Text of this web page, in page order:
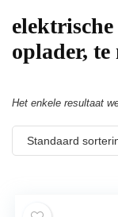
oplader, te
Het enkele resultaat
Standaard